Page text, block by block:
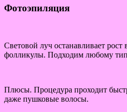
Фотоэпиляция
Световой луч останавливает рост
фолликулы. Подходим любому
Плюсы. Процедура проходит
даже пушковые волосы.